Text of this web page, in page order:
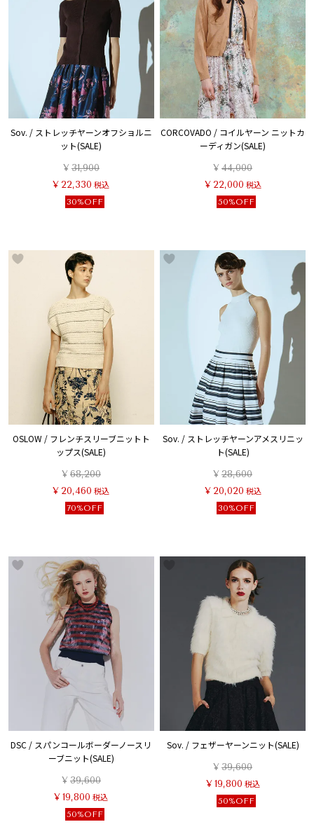
Sov. / ストレッチヤーンオフショルニ
ット(SALE)
¥31,900
¥ 22,330 税込
30%OFF
CORCOVADO / コイルヤーン ニットカ
ーディガン(SALE)
¥44,000
¥ 22,000 税込
50%OFF
OSLOW / フレンチスリーブニットト
ップス(SALE)
¥68,200
¥ 20,460 税込
70%OFF
Sov. / ストレッチヤーンアメスリニッ
ト(SALE)
¥28,600
¥ 20,020 税込
30%OFF
DSC / スパンコールボーダーノースリ
ーブニット(SALE)
¥39,600
¥ 19,800 税込
50%OFF
Sov. / フェザーヤーンニット(SALE)
¥39,600
¥ 19,800 税込
50%OFF